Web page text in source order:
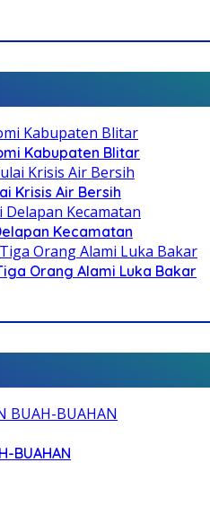
Kabupaten Blitar
Krisis Air Bersih
Kecamatan
Orang Alami Luka Bakar
BUAHAN